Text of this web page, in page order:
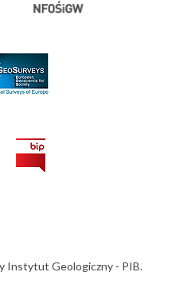
Instytut Geologiczny - PIB.